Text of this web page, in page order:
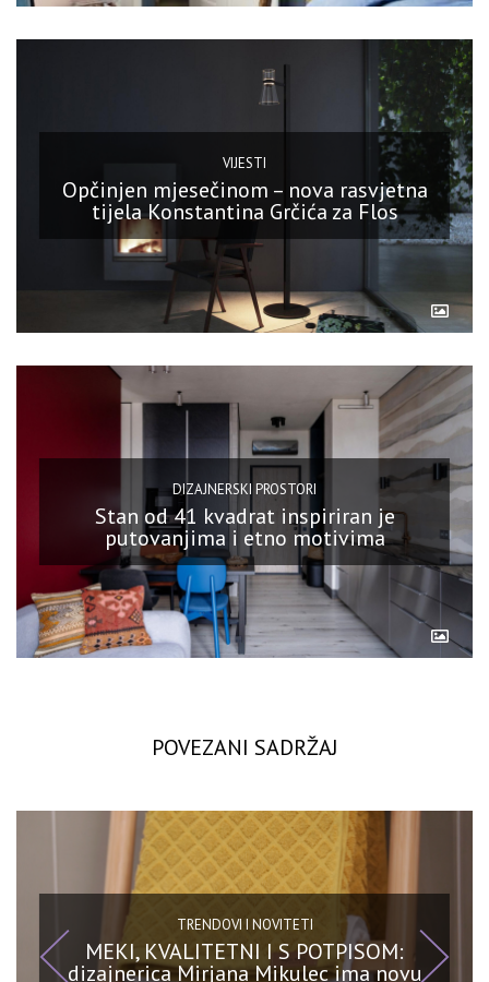
VIJESTI
Opčinjen mjesečinom – nova rasvjetna
tijela Konstantina Grčića za Flos
DIZAJNERSKI PROSTORI
Stan od 41 kvadrat inspiriran je
putovanjima i etno motivima
POVEZANI SADRŽAJ
TRENDOVI I NOVITETI
MEKI, KVALITETNI I S POTPISOM:
dizajnerica Mirjana Mikulec ima novu